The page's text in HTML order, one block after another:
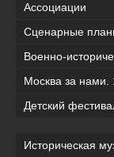
Ассоциации
Сценарные
Военно-
Москва за нами.
Детский
Историческая